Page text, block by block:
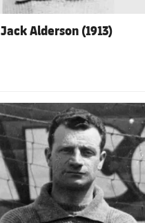
Jack Alderson (1913)
FCB Barcelona badge